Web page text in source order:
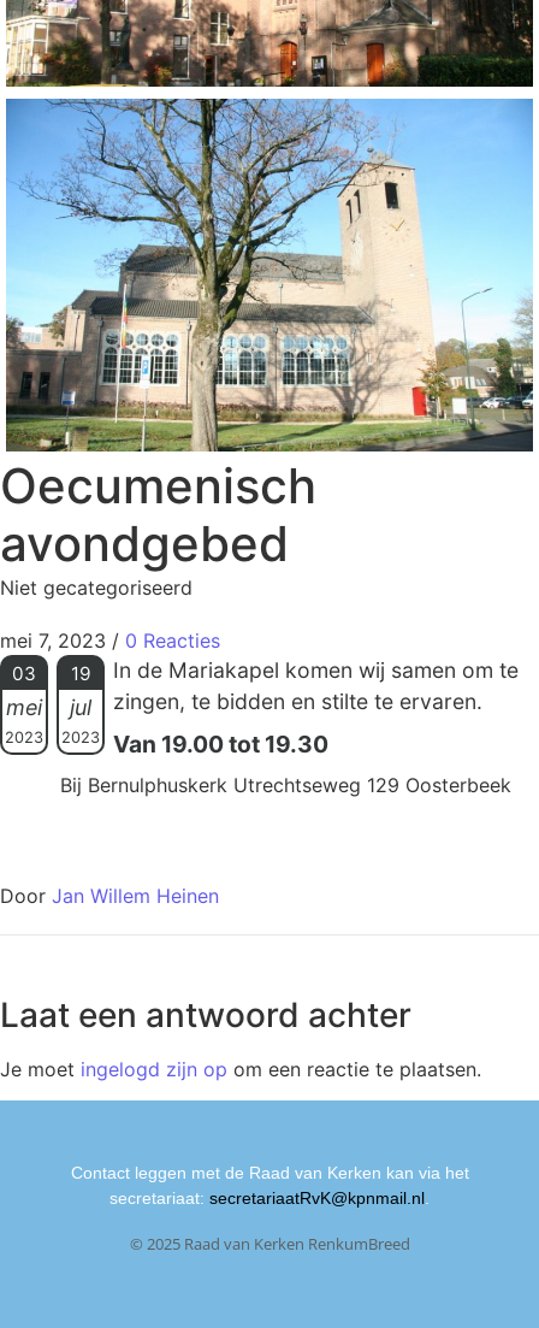
Oecumenisch
avondgebed
Niet gecategoriseerd
mei 7, 2023 / 0 Reacties
03
mei
2023
19
jul
2023
In de Mariakapel komen wij samen om te
zingen, te bidden en stilte te ervaren.
Van 19.00 tot 19.30
Bij Bernulphuskerk Utrechtseweg 129 Oosterbeek
Door Jan Willem Heinen
Laat een antwoord achter
Je moet ingelogd zijn op om een reactie te plaatsen.
Contact leggen met de Raad van Kerken kan via het
secretariaat: secretariaatRvK@kpnmail.nl.
© 2025 Raad van Kerken RenkumBreed